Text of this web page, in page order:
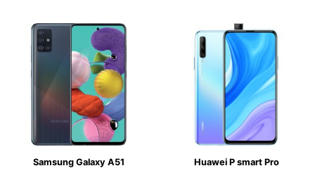
Samsung Galaxy A51
Huawei P smart Pro